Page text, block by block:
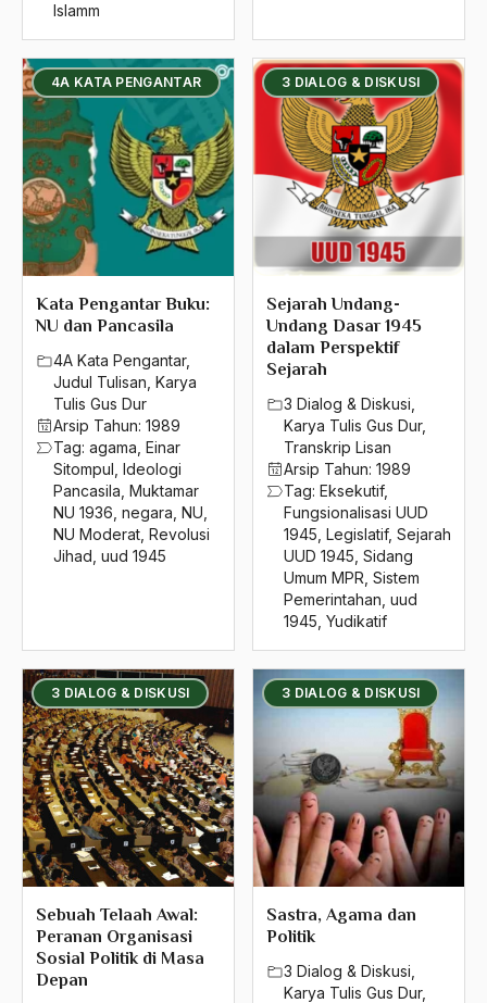
Islamm
4A KATA PENGANTAR
Kata Pengantar Buku:
NU dan Pancasila
4A Kata Pengantar,
Judul Tulisan Karya
Tulis Gus Dur
Arsip Tahun: 1989
Tag: agama Einar
Sitompul Ideologi
Pancasila Muktamar
NU 1936 negara NU
NU Moderat Revolusi
Jihad uud 1945
3 DIALOG & DISKUSI
Sejarah Undang-
Undang Dasar 1945
dalam Perspektif
Sejarah
3 Dialog & Diskusi
Karya Tulis Gus Dur,
Transkrip Lisan
Arsip Tahun: 1989
Tag: Eksekutif,
Fungsionalisasi UUD
1945 Legislatif, Sejarah
UUD 1945 Sidang
Umum MPR Sistem
Pemerintahan uud
1945 Yudikatif
3 DIALOG & DISKUSI
Sebuah Telaah Awal:
Peranan Organisasi
Sosial Politik di Masa
Depan
3 DIALOG & DISKUSI
Sastra, Agama dan
Politik
3 Dialog & Diskusi
Karya Tulis Gus Dur,